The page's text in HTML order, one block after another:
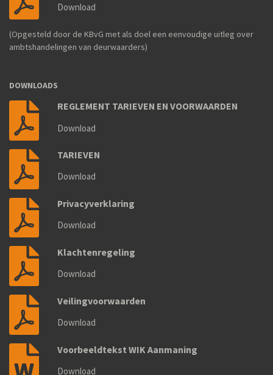
Download
(Opgesteld door de KBvG met als doel een eenvoudige uitleg over
ambtshandelingen van deurwaarders)
DOWNLOADS
REGLEMENT TARIEVEN EN VOORWAARDEN
Download
TARIEVEN
Download
Privacyverklaring
Download
Klachtenregeling
Download
Veilingvoorwaarden
Download
Voorbeeldtekst WIK Aanmaning
Download